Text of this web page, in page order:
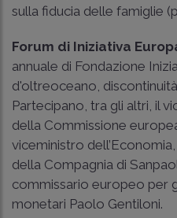
sulla fiducia delle famiglie
Forum di Iniziativa
annuale di Fondazione
d'oltreoceano,
Partecipano, tra gli altri, il
della Commissione
viceministro
della Compagnia di
commissario europeo per
monetari Paolo Gentiloni.